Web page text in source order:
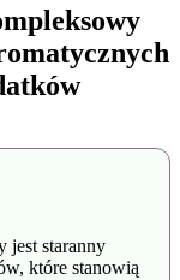
jest staranny
które stanowią